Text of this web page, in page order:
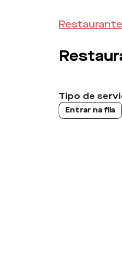
Tipo de
Entrar na fila